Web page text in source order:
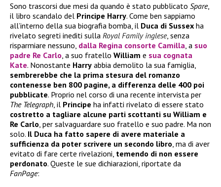
Sono trascorsi due mesi da quando è stato pubblicato Spare,
il libro scandalo del Principe Harry. Come ben sappiamo
all’interno della sua biografia bomba, il Duca di Sussex ha
rivelato segreti inediti sulla Royal Family inglese, senza
risparmiare nessuno, dalla Regina consorte Camilla , a suo
padre Re Carlo , a suo fratello William e sua cognata
Kate. Nonostante Harry abbia demolito la sua famiglia,
sembrerebbe che la prima stesura del romanzo
contenesse ben 800 pagine, a differenza delle 400 poi
pubblicate. Proprio nel corso di una recente intervista per
The Telegraph , il Principe ha infatti rivelato di essere stato
costretto a tagliare alcune parti scottanti su William e
Re Carlo , per salvaguardare suo fratello e suo padre. Ma non
solo. Il Duca ha fatto sapere di avere materiale a
sufficienza da poter scrivere un secondo libro , ma di aver
evitato di fare certe rivelazioni, temendo di non essere
perdonato. Queste le sue dichiarazioni, riportate da
FanPage: